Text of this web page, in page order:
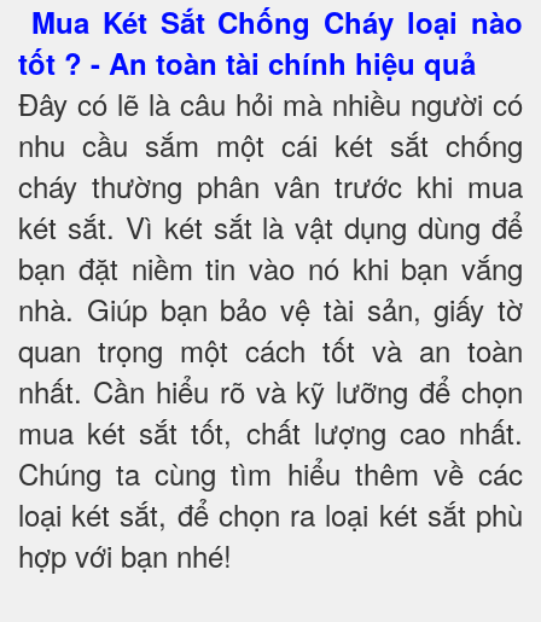
Mua Két Sắt Chống Cháy loại nào
tốt ? - An toàn tài chính hiệu quả
Đây có lẽ là câu hỏi mà nhiều người có
nhu cầu sắm một cái két sắt chống
cháy thường phân vân trước khi mua
két sắt. Vì két sắt là vật dụng dùng để
bạn đặt niềm tin vào nó khi bạn vắng
nhà. Giúp bạn bảo vệ tài sản, giấy tờ
quan trọng một cách tốt và an toàn
nhất. Cần hiểu rõ và kỹ lưỡng để chọn
mua két sắt tốt, chất lượng cao nhất.
Chúng ta cùng tìm hiểu thêm về các
loại két sắt, để chọn ra loại két sắt phù
hợp với bạn nhé!